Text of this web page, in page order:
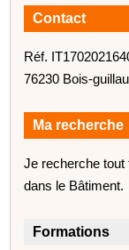
Contact
Réf.
76230 Bois-
Ma recherche
Je recherche tout
dans le Bâtiment.
Formations